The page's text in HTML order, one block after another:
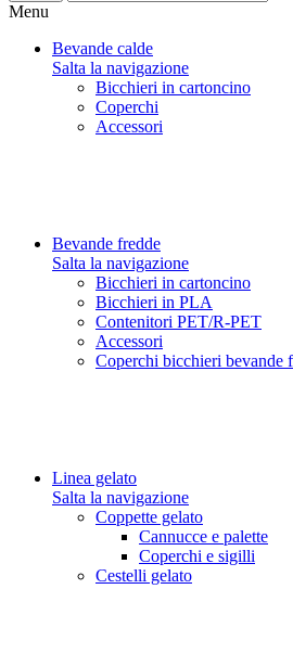
Menu
Bevande calde
Salta la navigazione
Bicchieri in cartoncino
Coperchi
Accessori
Bevande fredde
Salta la navigazione
Bicchieri in cartoncino
Bicchieri in PLA
Contenitori PET/R-PET
Accessori
Coperchi bicchieri bevande
Linea gelato
Salta la navigazione
Coppette gelato
Cannucce e palette
Coperchi e sigilli
Cestelli gelato